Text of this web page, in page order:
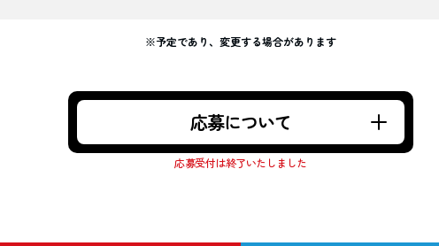
※予定であり、変更する場合があります
応募について
応募受付は終了いたしました